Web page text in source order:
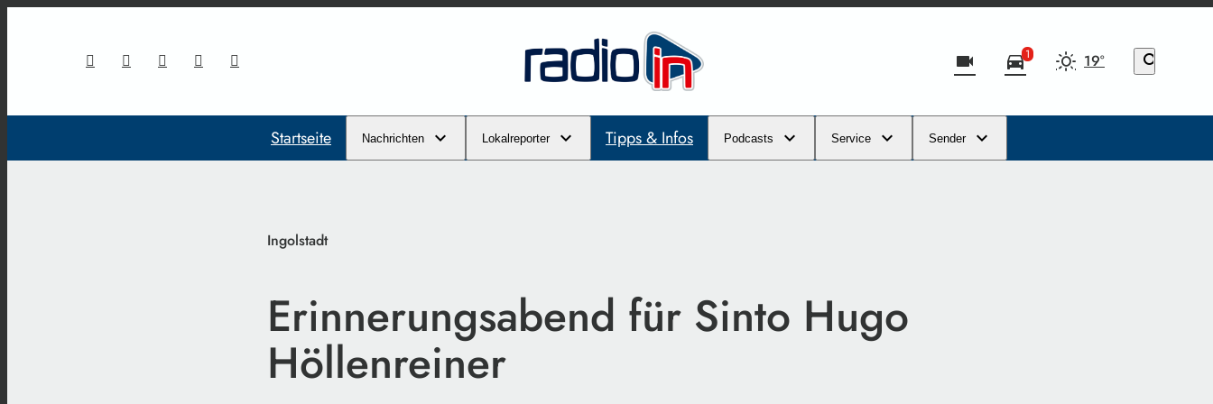
videocam directions_car1 19° search
Startseite Nachrichten Lokalreporter Tipps & Infos Podcasts Service Sender
Ingolstadt
Erinnerungsabend für Sinto Hugo
Höllenreiner